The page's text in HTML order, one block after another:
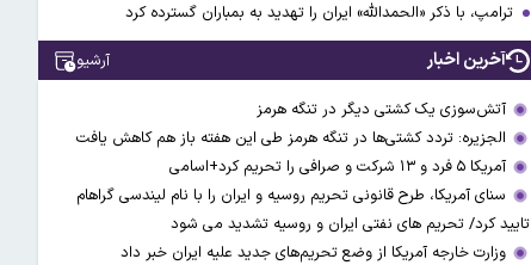
ترامپ، با ذکر «الحمدالله» ایران را تهدید به بمباران گسترده کرد
آخرین اخبار آرشیو
آتش‌سوزی یک کشتی دیگر در تنگه هرمز
الجزیره: تردد کشتی‌ها در تنگه هرمز طی این هفته باز هم کاهش یافت
آمریکا ۵ فرد و ۱۳ شرکت و صرافی را تحریم کرد+اسامی
سنای آمریکا، طرح قانونی تحریم روسیه و ایران را با نام لیندسی گراهام
تایید کرد/ تحریم های نفتی ایران و روسیه تشدید می شود
وزارت خارجه آمریکا از وضع تحریم‌های جدید علیه ایران خبر داد